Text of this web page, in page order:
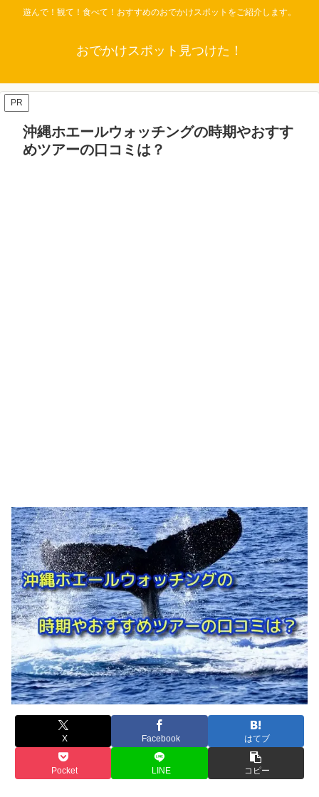
遊んで！観て！食べて！おすすめのおでかけスポットをご紹介します。
おでかけスポット見つけた！
PR
沖縄ホエールウォッチングの時期やおすす
めツアーの口コミは？
X Facebook はてブ
Pocket LINE コピー